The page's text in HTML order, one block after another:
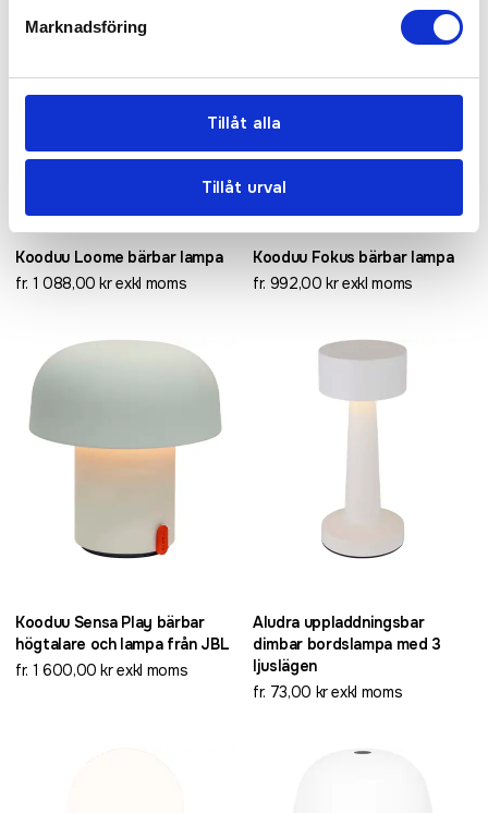
Marknadsföring
Tillåt alla
Tillåt urval
Kooduu Loome bärbar lampa
fr. 1 088,00 kr exkl moms
Kooduu Fokus bärbar lampa
fr. 992,00 kr exkl moms
Kooduu Sensa Play bärbar
högtalare och lampa från JBL
fr. 1 600,00 kr exkl moms
Aludra uppladdningsbar
dimbar bordslampa med 3
ljuslägen
fr. 73,00 kr exkl moms